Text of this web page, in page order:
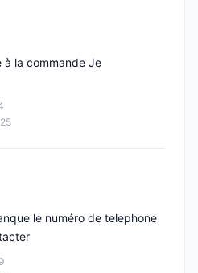
à la commande Je
le numéro de telephone